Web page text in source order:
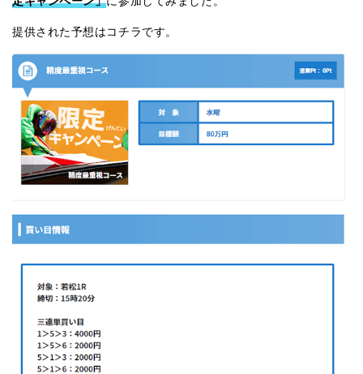
提供された予想はコチラです。